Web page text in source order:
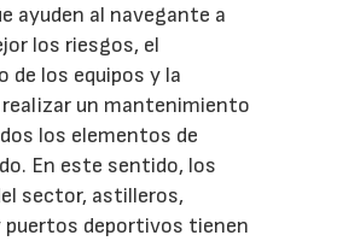
ayuden al navegante a
los riesgos, el
los equipos y la
un mantenimiento
los elementos de
En este sentido, los
sector, astilleros,
puertos deportivos tienen